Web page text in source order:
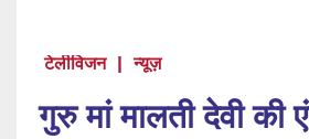
टेलीविजन | न्यूज़
गुरु मां मालती देवी की